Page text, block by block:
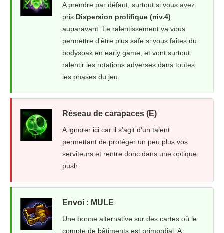
A prendre par défaut, surtout si vous avez
pris Dispersion prolifique (niv.4)
auparavant. Le ralentissement va vous
permettre d'être plus safe si vous faites du
bodysoak en early game, et vont surtout
ralentir les rotations adverses dans toutes
les phases du jeu.
Réseau de carapaces (E)
A ignorer ici car il s'agit d'un talent
permettant de protéger un peu plus vos
serviteurs et rentre donc dans une optique
push.
Envoi : MULE
Une bonne alternative sur des cartes où le
compte de bâtiments est primordial. A